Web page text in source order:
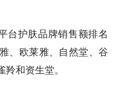
台护肤品牌销售额排名
、欧莱雅、自然堂、谷
和资生堂。